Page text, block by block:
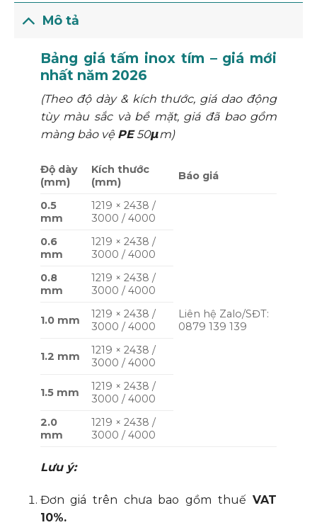
Mô tả
Bảng giá tấm inox tím – giá mới
nhất năm 2026
(Theo độ dày & kích thước, giá dao động
tùy màu sắc và bề mặt, giá đã bao gồm
màng bảo vệ PE50𝞵m)
Độ dày
(mm)
Kích thước
(mm)
Báo giá
0.5
mm
1219 × 2438 /
3000 / 4000
Liên hệ Zalo/SĐT:
0879 139 139
0.6
mm
1219 × 2438 /
3000 / 4000
0.8
mm
1219 × 2438 /
3000 / 4000
1.0 mm
1219 × 2438 /
3000 / 4000
1.2 mm
1219 × 2438 /
3000 / 4000
1.5 mm
1219 × 2438 /
3000 / 4000
2.0
mm
1219 × 2438 /
3000 / 4000
Lưu ý:
Đơn giá trên chưa bao gồm thuếVAT
10%.